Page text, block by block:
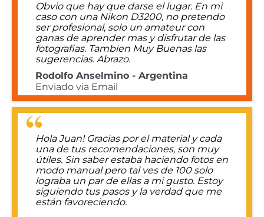
Obvio que hay que darse el lugar. En mi
caso con una Nikon D3200, no pretendo
ser profesional, solo un amateur con
ganas de aprender mas y disfrutar de las
fotografias. Tambien Muy Buenas las
sugerencias. Abrazo.
Rodolfo Anselmino - Argentina
Enviado via Email
Hola Juan! Gracias por el material y cada
una de tus recomendaciones, son muy
útiles. Sin saber estaba haciendo fotos en
modo manual pero tal ves de 100 solo
lograba un par de ellas a mi gusto. Estoy
siguiendo tus pasos y la verdad que me
están favoreciendo.